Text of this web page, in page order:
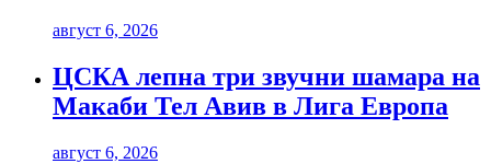
август 6, 2026
ЦСКА лепна три звучни шамара на
Макаби Тел Авив в Лига Европа
август 6, 2026